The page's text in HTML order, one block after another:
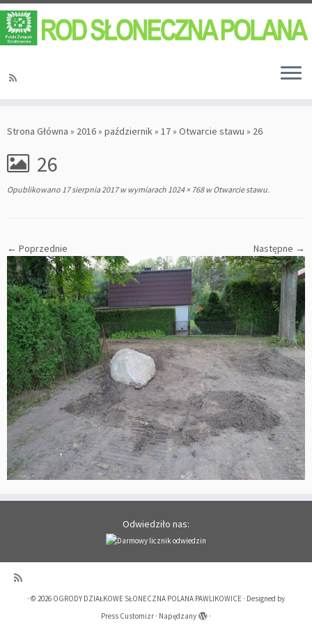
Strona Główna » 2016» październik» 17» Otwarcie stawu » 26
26
Opublikowano 17 sierpnia 2017w wymiarach 1024 × 768wOtwarcie stawu.
← Poprzednie Następne →
Odwiedziło nas:
· © 2026 OGRODY DZIAŁKOWE SŁONECZNA POLANA PAWLIKOWICE · Designed by
Press Customizr · Napędzany ·